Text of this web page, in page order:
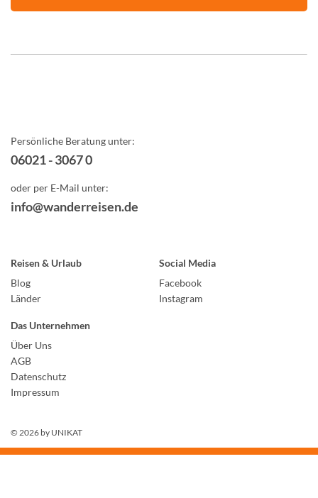
Persönliche Beratung unter:
06021 - 3067 0
oder per E-Mail unter:
info@wanderreisen.de
Reisen & Urlaub
Blog
Länder
Social Media
Facebook
Instagram
Das Unternehmen
Über Uns
AGB
Datenschutz
Impressum
© 2026 by UNIKAT